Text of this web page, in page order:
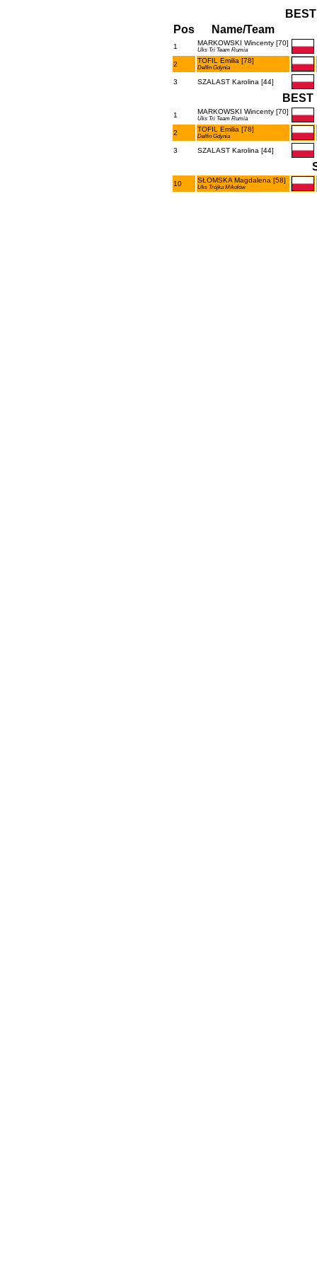
Pos
Name/Team
1 MARKOWSKI Wincenty [70]
Uks Tri Team Rumia
2 TOFIL Emilia [78]
Delfin Gdynia
3 SZALAST Karolina [44]
BEST
1 MARKOWSKI Wincenty [70]
Uks Tri Team Rumia
2 TOFIL Emilia [78]
Delfin Gdynia
3 SZALAST Karolina [44]
10 SŁOMSKA Magdalena [58]
Uks Trójka Mikołów